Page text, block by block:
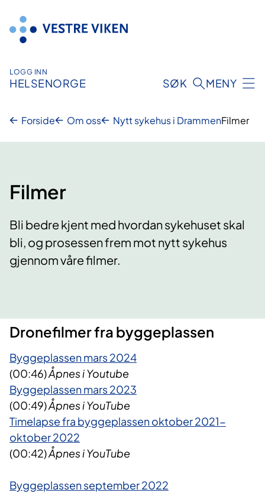
innhold
LOGG INN
HELSENORGE SØK MENY
Forside Om oss Nytt sykehus i DrammenFilmer
Filmer
Bli bedre kjent med hvordan sykehuset skal
bli, og prosessen frem mot nytt sykehus
gjennom våre filmer.
​Dronefilmer fra byggeplassen
Byggeplassen mars 2024
(00:46)Åpnes i Youtube
Byggeplassen m​ars 2023
(00:49)Åpnes i YouTube
Timelapse fra byggeplassen oktober 2021-
oktober 2022​
(00:42)Åpnes i YouTube
Byggeplassen september 2022